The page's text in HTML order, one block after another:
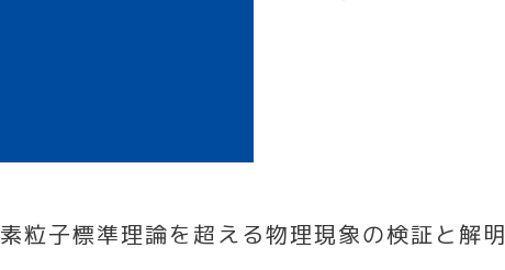
素粒子標準理論を超える物理現象の検証と解明